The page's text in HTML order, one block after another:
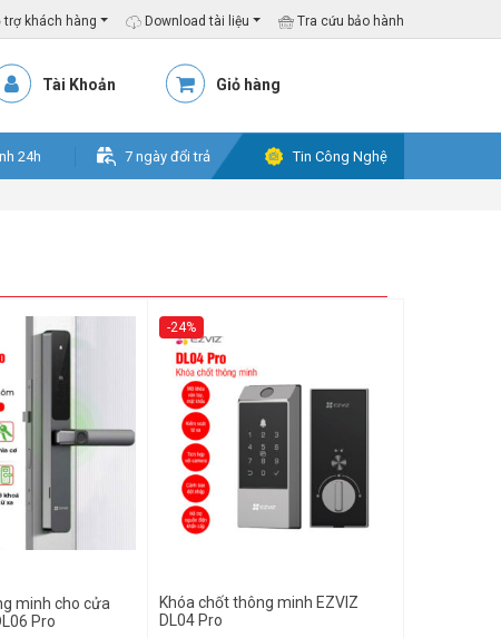
khách hàng Download tài liệu Tra cứu bảo hành
Tài Khoản Giỏ hàng
24h 7 ngày đổi trả Tin Công Nghệ
minh cho cửa
Pro
-24%
Khóa chốt thông minh EZVIZ
DL04 Pro